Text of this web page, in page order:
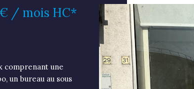
/ mois HC*
comprenant une
un bureau au sous